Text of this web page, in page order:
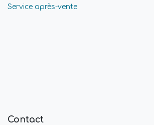
Service après-vente
Contact